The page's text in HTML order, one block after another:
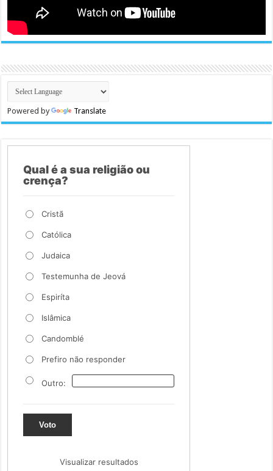
Powered by Translate
Qual é a sua religião ou
crença?
Cristã
Católica
Judaica
Testemunha de Jeová
Espiríta
Islâmica
Candomblé
Prefiro não responder
Outro:
Voto
Visualizar resultados